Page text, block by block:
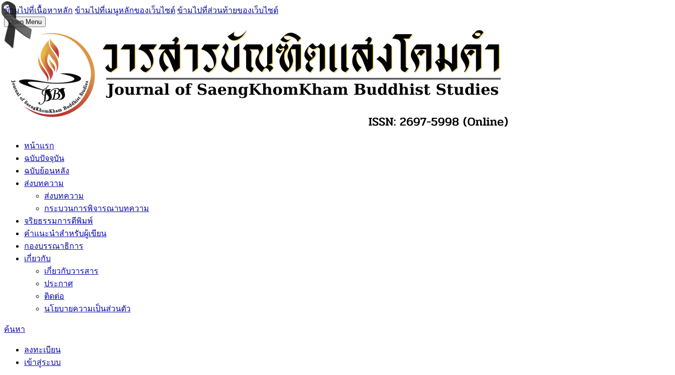
ข้ามไปที่เนื้อหาหลัก ข้ามไปที่เมนูหลักของเว็บไซต์ ข้ามไปที่ส่วนท้ายของเว็บไซต์
Open Menu
หน้าแรก
ฉบับปัจจุบัน
ฉบับย้อนหลัง
ส่งบทความ
ส่งบทความ
กระบวนการพิจารณาบทความ
จริยธรรมการตีพิมพ์
คำแนะนำสำหรับผู้เขียน
กองบรรณาธิการ
เกี่ยวกับ
เกี่ยวกับวารสาร
ประกาศ
ติดต่อ
นโยบายความเป็นส่วนตัว
ค้นหา
ลงทะเบียน
เข้าสู่ระบบ